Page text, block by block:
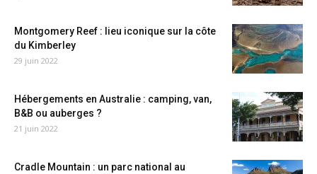
Montgomery Reef : lieu iconique sur la côte
du Kimberley
29 juin 2022
Hébergements en Australie : camping, van,
B&B ou auberges ?
21 juin 2022
Cradle Mountain : un parc national au